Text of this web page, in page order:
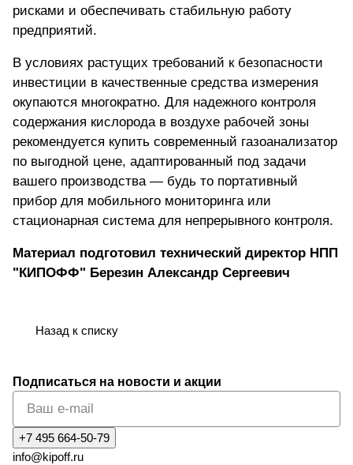
рисками и обеспечивать стабильную работу
предприятий.
В условиях растущих требований к безопасности
инвестиции в качественные средства измерения
окупаются многократно. Для надежного контроля
содержания кислорода в воздухе рабочей зоны
рекомендуется купить современный газоанализатор
по выгодной цене, адаптированный под задачи
вашего производства — будь то портативный
прибор для мобильного мониторинга или
стационарная система для непрерывного контроля.
Материал подготовил технический директор НПП
"КИПОФФ" Березин Александр Сергеевич
Назад к списку
Подписаться на новости и акции
+7 495 664-50-79
info@kipoff.ru